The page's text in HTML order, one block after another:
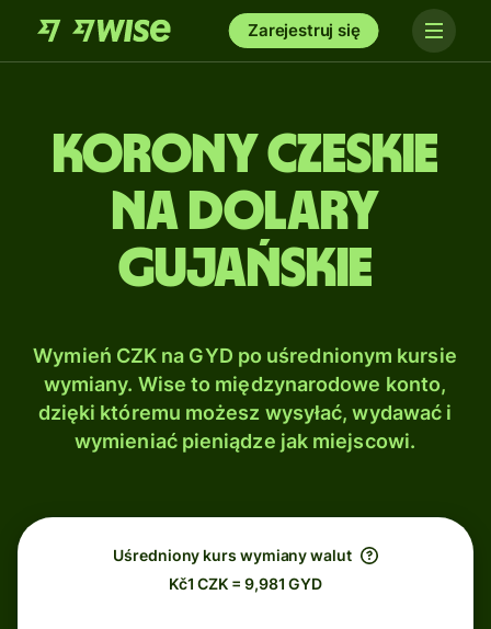
Zarejestruj się
Korony czeskie
na Dolary
gujańskie
Wymień CZK na GYD po uśrednionym kursie
wymiany. Wise to międzynarodowe konto,
dzięki któremu możesz wysyłać, wydawać i
wymieniać pieniądze jak miejscowi.
Uśredniony kurs wymiany walut
Kč1 CZK = 9,981 GYD